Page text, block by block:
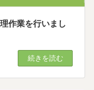
作業を行いまし
続きを読む